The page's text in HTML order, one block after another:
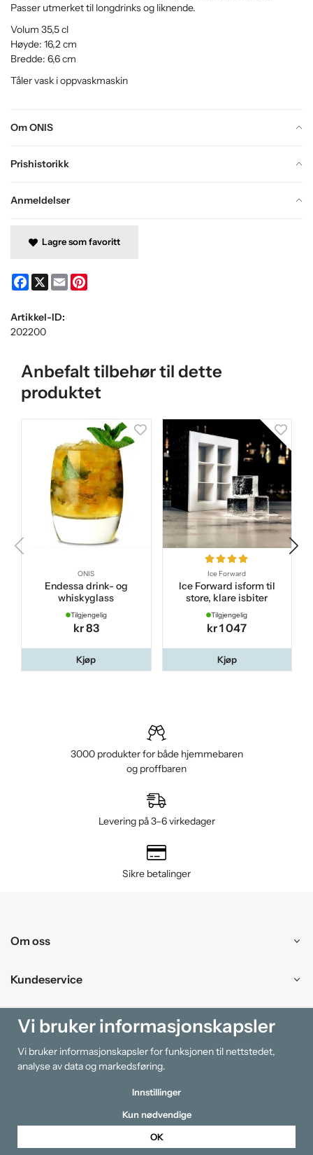
Om ONIS
Prishistorikk
Anmeldelser
Passer utmerket til longdrinks og liknende.
Volum 35,5 cl
Høyde: 16,2 cm
Bredde: 6,6 cm
Tåler vask i oppvaskmaskin
Lagre som favoritt
Facebook
X Email
Artikkel-ID:
202200
Anbefalt tilbehør til dette
produktet
ONIS
Endessa drink- og
whiskyglass
Tilgjengelig
kr 83
Kjøp
Ice Forward
Ice Forward isform til
store, klare isbiter
Tilgjengelig
kr 1 047
Kjøp
3000 produkter for både hjemmebaren
og proffbaren
Levering på 3–6 virkedager
Sikre betalinger
Om oss
Kundeservice
Kjøpesenter
Information
Vi bruker informasjonskapsler
Vi bruker informasjonskapsler for funksjonen til nettstedet,
analyse av data og markedsføring.
Innstillinger
Kun nødvendige
OK